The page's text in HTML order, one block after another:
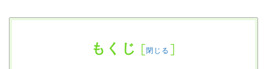
もくじ [閉じる ]